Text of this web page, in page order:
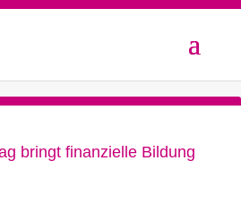
bringt finanzielle Bildung